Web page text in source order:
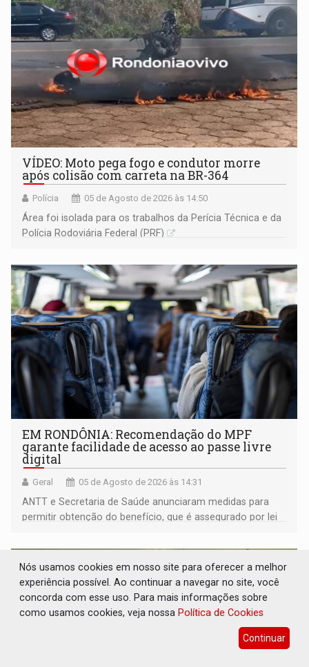
VÍDEO: Moto pega fogo e condutor morre
após colisão com carreta na BR-364
Polícia 05 de Agosto de 2026 às 14:50
Área foi isolada para os trabalhos da Perícia Técnica e da
Polícia Rodoviária Federal (PRF)
EM RONDÔNIA: Recomendação do MPF
garante facilidade de acesso ao passe livre
digital
Geral 05 de Agosto de 2026 às 14:31
ANTT e Secretaria de Saúde anunciaram medidas para
permitir obtenção do benefício, que é assegurado por lei
Nós usamos cookies em nosso site para oferecer a melhor
experiência possível. Ao continuar a navegar no site, você
concorda com esse uso. Para mais informações sobre
como usamos cookies, veja nossa Política de Cookies
Continuar